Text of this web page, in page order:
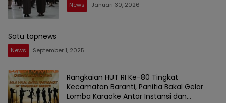
News Januari 30, 2026
Satu topnews
News September 1, 2025
Rangkaian HUT RI Ke-80 Tingkat
Kecamatan Baranti, Panitia Bakal Gelar
Lomba Karaoke Antar Instansi dan